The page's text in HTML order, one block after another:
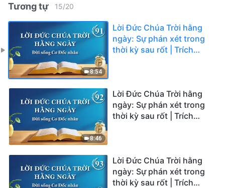
Tương tự 15/20
8:54
Lời Đức Chúa Trời hằng
ngày: Sự phán xét trong
thời kỳ sau rốt | Trích
8:46
Lời Đức Chúa Trời hằng
ngày: Sự phán xét trong
thời kỳ sau rốt | Trích
Lời Đức Chúa Trời hằng
ngày: Sự phán xét trong
thời kỳ sau rốt | Trích